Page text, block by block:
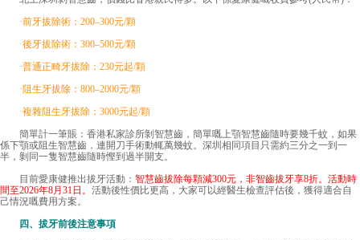
·前牙拔除術：200–300元/顆
·後牙拔除術：300–500元/顆
·普通正畸牙拔除：230元起/顆
·阻生牙拔除：800–2000元/顆
·複雜阻生牙拔除：3000元起/顆
簡單計一筆賬：香港私家診所剝智慧齒，簡單嘅上顎智慧齒隨時要幾千蚊，如果
係下顎或阻生智慧齒，連開刀手術動輒萬幾蚊。深圳相同項目只需約三分之一到一
半，剝同一隻智慧齒隨時慳到過半開支。
目前愛康健推出拔牙活動： 智慧齒拔除每顆減300元，非智齒拔牙享8折。活動時
間至2026年8月31日。 活動後性價比更高，大家可以經醫生檢查評估後，獲得適合自
己情況嘅費用方案。
四、拔牙前後注意事項